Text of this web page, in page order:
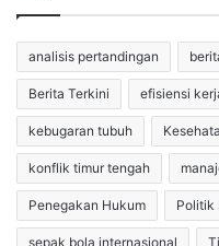
analisis pertandingan
Berita Terkini efisiensi
kebugaran tubuh
konflik timur tengah
Penegakan Hukum Politik
sepak bola internasional